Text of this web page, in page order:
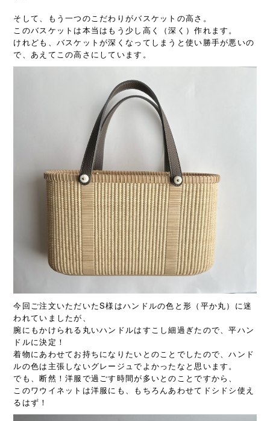
そして、もう一つのこだわりがバスケットの高さ。
このバスケットは本当はもう少し高く（深く）作れます。
けれども、バスケットが深くなってしまうと使い勝手が悪いの
で、あえてこの高さにしています。
今回ご注文いただいたS様はハンドルの色と形（平か丸）に迷
われていましたが、
腕にもかけられる丸いハンドルはすこし細過ぎたので、平ハン
ドルに決定！
着物にあわせてお持ちになりたいとのことでしたので、ハンド
ルの色は主張しないグレージュでよかったなと思います。
でも、断然！洋服で過ごす時間が多いとのことですから、
このワウイネットは洋服にも、もちろんあわせてドシドシ使え
るはず！